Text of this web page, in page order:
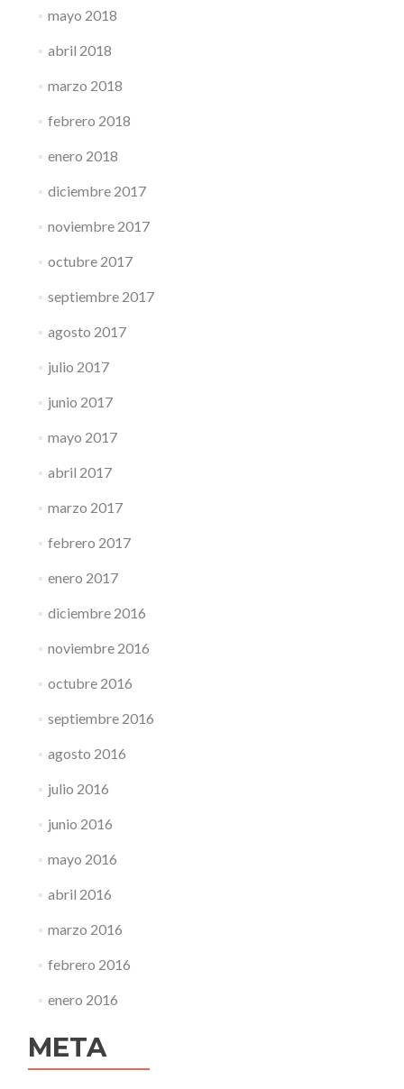
mayo 2018
abril 2018
marzo 2018
febrero 2018
enero 2018
diciembre 2017
noviembre 2017
octubre 2017
septiembre 2017
agosto 2017
julio 2017
junio 2017
mayo 2017
abril 2017
marzo 2017
febrero 2017
enero 2017
diciembre 2016
noviembre 2016
octubre 2016
septiembre 2016
agosto 2016
julio 2016
junio 2016
mayo 2016
abril 2016
marzo 2016
febrero 2016
enero 2016
META